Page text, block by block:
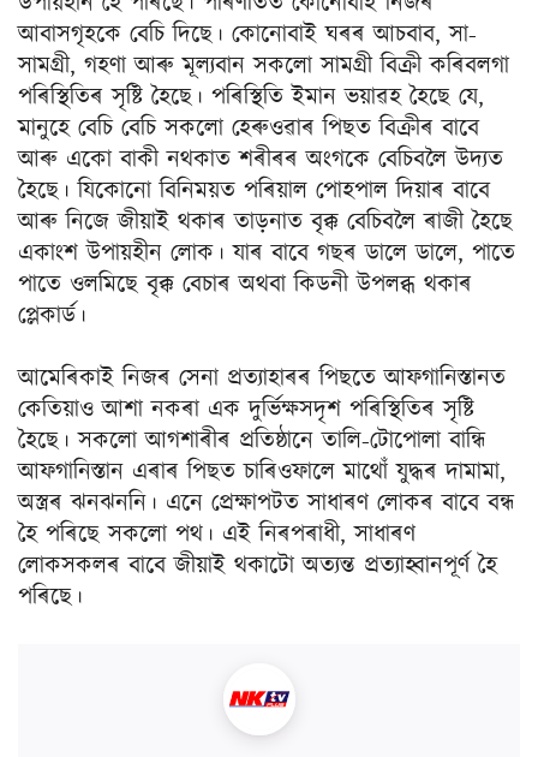
আবাসগৃহকে বেচি দিছে। কোনোবাই ঘৰৰ আচবাব, সা-
সামগ্ৰী, গহণা আৰু মূল্যবান সকলো সামগ্ৰী বিক্ৰী কৰিবলগা
পৰিস্থিতিৰ সৃষ্টি হৈছে। পৰিস্থিতি ইমান ভয়াৱহ হৈছে যে,
মানুহে বেচি বেচি সকলো হেৰুওৱাৰ পিছত বিক্ৰীৰ বাবে
আৰু একো বাকী নথকাত শৰীৰৰ অংগকে বেচিবলৈ উদ্যত
হৈছে। যিকোনো বিনিময়ত পৰিয়াল পোহপাল দিয়াৰ বাবে
আৰু নিজে জীয়াই থকাৰ তাড়নাত বৃক্ক বেচিবলৈ ৰাজী হৈছে
একাংশ উপায়হীন লোক। যাৰ বাবে গছৰ ডালে ডালে, পাতে
পাতে ওলমিছে বৃক্ক বেচাৰ অথবা কিডনী উপলব্ধ থকাৰ
প্লেকাৰ্ড।
আমেৰিকাই নিজৰ সেনা প্ৰত্যাহাৰৰ পিছতে আফগানিস্তানত
কেতিয়াও আশা নকৰা এক দুৰ্ভিক্ষসদৃশ পৰিস্থিতিৰ সৃষ্টি
হৈছে। সকলো আগশাৰীৰ প্ৰতিষ্ঠানে তালি-টোপোলা বান্ধি
আফগানিস্তান এৰাৰ পিছত চাৰিওফালে মাথোঁ যুদ্ধৰ দামামা,
অস্ত্ৰৰ ঝনঝননি। এনে প্ৰেক্ষাপটত সাধাৰণ লোকৰ বাবে বন্ধ
হৈ পৰিছে সকলো পথ। এই নিৰপৰাধী, সাধাৰণ
লোকসকলৰ বাবে জীয়াই থকাটো অত্যন্ত প্ৰত্যাহ্বানপূৰ্ণ হৈ
পৰিছে।